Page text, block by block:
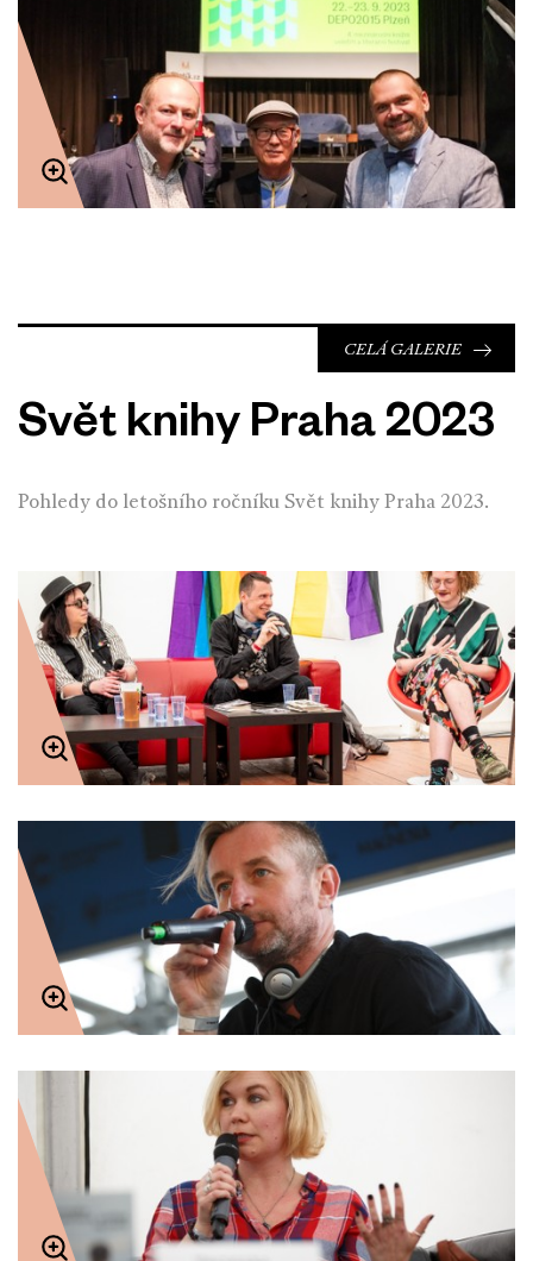
Svět knihy Praha 2023
Pohledy do letošního ročníku Svět knihy Praha 2023.
CELÁ GALERIE